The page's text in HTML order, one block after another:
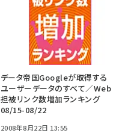
データ帝国Googleが取得する
ユーザーデータのすべて／Web
担被リンク数増加ランキング
08/15-08/22
2008年8月22日 13:55